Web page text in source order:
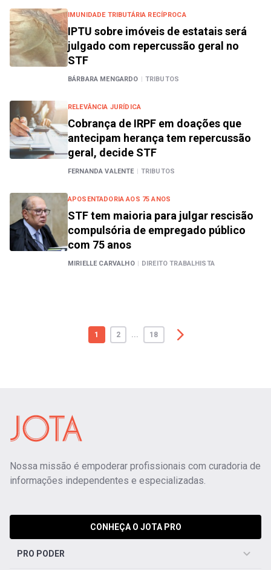
IMUNIDADE TRIBUTÁRIA RECÍPROCA
IPTU sobre imóveis de estatais será
julgado com repercussão geral no
STF
BÁRBARA MENGARDO | TRIBUTOS
RELEVÂNCIA JURÍDICA
Cobrança de IRPF em doações que
antecipam herança tem repercussão
geral, decide STF
FERNANDA VALENTE | TRIBUTOS
APOSENTADORIA AOS 75 ANOS
STF tem maioria para julgar rescisão
compulsória de empregado público
com 75 anos
MIRIELLE CARVALHO | DIREITO TRABALHISTA
1 2 ... 18
Nossa missão é empoderar profissionais com curadoria de
informações independentes e especializadas.
CONHEÇA O JOTA PRO
PRO PODER